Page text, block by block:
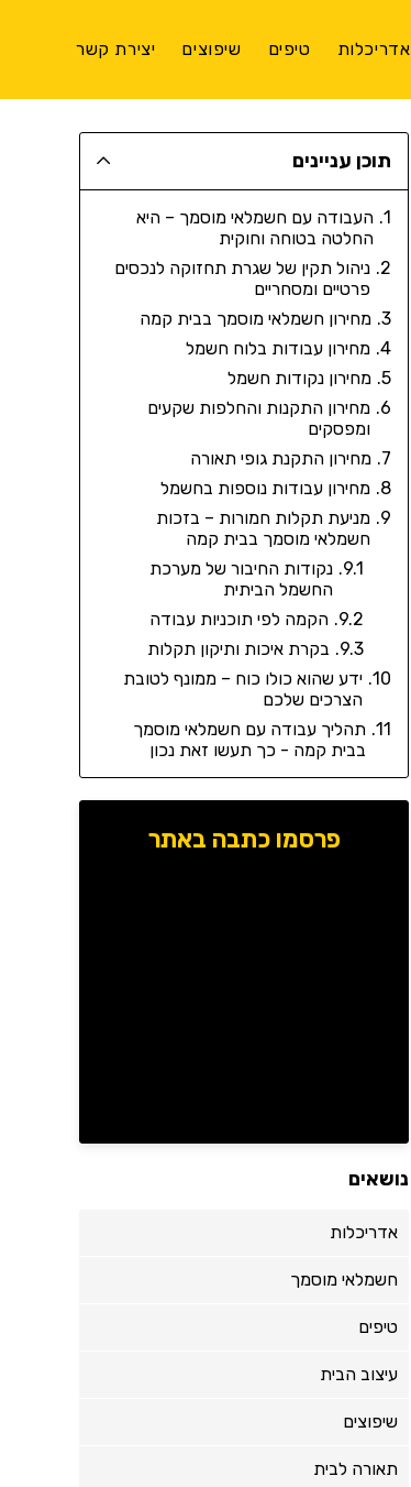
אדריכלות טיפים שיפוצים יצירת קשר
תוכן עניינים
העבודה עם חשמלאי מוסמך – היא
החלטה בטוחה וחוקית
ניהול תקין של שגרת תחזוקה לנכסים
פרטיים ומסחריים
מחירון חשמלאי מוסמך בבית קמה
מחירון עבודות בלוח חשמל
מחירון נקודות חשמל
מחירון התקנות והחלפות שקעים
ומפסקים
מחירון התקנת גופי תאורה
מחירון עבודות נוספות בחשמל
מניעת תקלות חמורות – בזכות
חשמלאי מוסמך בבית קמה
נקודות החיבור של מערכת
החשמל הביתית
הקמה לפי תוכניות עבודה
בקרת איכות ותיקון תקלות
ידע שהוא כולו כוח – ממונף לטובת
הצרכים שלכם
תהליך עבודה עם חשמלאי מוסמך
בבית קמה - כך תעשו זאת נכון
פרסמו כתבה באתר
נושאים
אדריכלות
חשמלאי מוסמך
טיפים
עיצוב הבית
שיפוצים
תאורה לבית